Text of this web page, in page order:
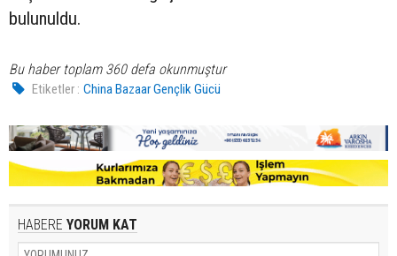
bulunuldu.
Bu haber toplam 360 defa okunmuştur
Etiketler : China Bazaar Gençlik Gücü
HABERE YORUM KAT